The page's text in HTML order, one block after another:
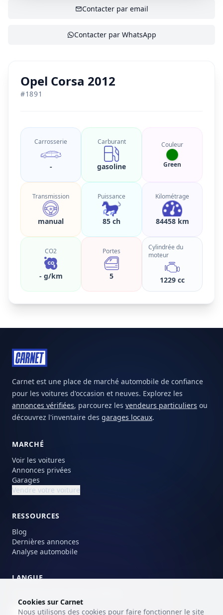
Contacter par email
Contacter par WhatsApp
Opel Corsa 2012
#1891
Carrosserie
-
Carburant
gasoline
Couleur
Green
Transmission
manual
Puissance
85 ch
Kilométrage
84458 km
CO2
- g/km
Portes
5
Cylindrée du
moteur
1229 cc
Carnet est une place de marché automobile de confiance
pour les voitures d'occasion et neuves. Explorez les
annonces vérifiées, parcourez les vendeurs particuliers ou
découvrez l'inventaire des garages locaux.
MARCHÉ
Voir les voitures
Annonces privées
Garages
Vendre votre voiture
RESSOURCES
Blog
Dernières annonces
Analyse automobile
LANGUE
FR
Cookies sur Carnet
Nous utilisons des cookies pour faire fonctionner le site